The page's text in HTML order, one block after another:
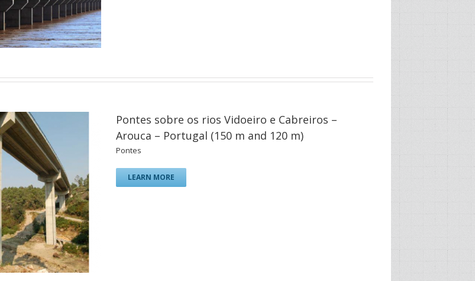
Pontes sobre os rios Vidoeiro e Cabreiros –
Arouca – Portugal (150 m and 120 m)
Pontes
LEARN MORE